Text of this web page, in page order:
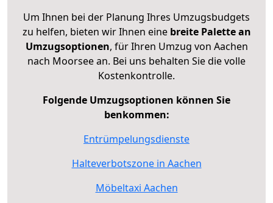
Um Ihnen bei der Planung Ihres Umzugsbudgets
zu helfen, bieten wir Ihnen eine breite Palette an
Umzugsoptionen, für Ihren Umzug von Aachen
nach Moorsee an. Bei uns behalten Sie die volle
Kostenkontrolle.
Folgende Umzugsoptionen können Sie
benkommen:
Entrümpelungsdienste
Halteverbotszone in Aachen
Möbeltaxi Aachen